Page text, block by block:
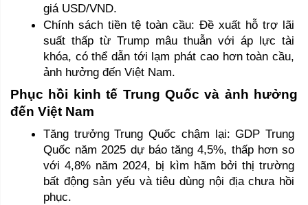
giá USD/VND.
Chính sách tiền tệ toàn cầu: Đề xuất hỗ trợ lãi
suất thấp từ Trump mâu thuẫn với áp lực tài
khóa, có thể dẫn tới lạm phát cao hơn toàn cầu,
ảnh hưởng đến Việt Nam.
Phục hồi kinh tế Trung Quốc và ảnh hưởng
đến Việt Nam
Tăng trưởng Trung Quốc chậm lại: GDP Trung
Quốc năm 2025 dự báo tăng 4,5%, thấp hơn so
với 4,8% năm 2024, bị kìm hãm bởi thị trường
bất động sản yếu và tiêu dùng nội địa chưa hồi
phục.